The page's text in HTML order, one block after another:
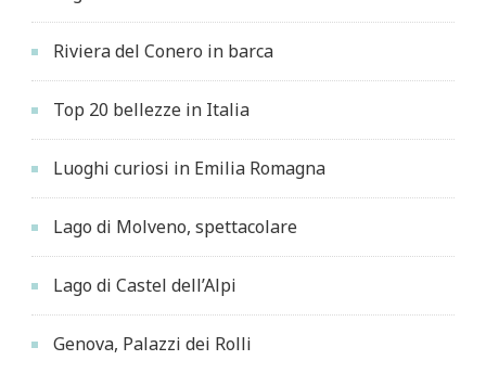
Riviera del Conero in barca
Top 20 bellezze in Italia
Luoghi curiosi in Emilia Romagna
Lago di Molveno, spettacolare
Lago di Castel dell’Alpi
Genova, Palazzi dei Rolli